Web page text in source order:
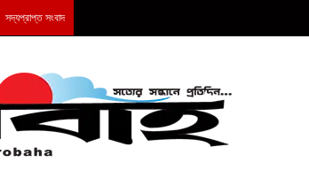
সদ্যপ্রাপ্ত সংবাদ